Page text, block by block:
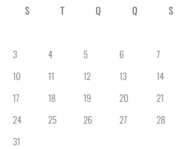
S
T Q Q S
3
4 5 6 7
10
11 12 13 14
17
18 19 20 21
24
25 26 27 28
31